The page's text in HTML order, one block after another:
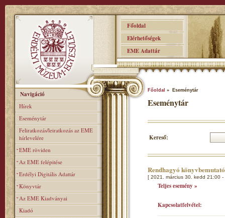
Főoldal
Elérhetőségek
EME Adattár
Navigáció
Hírek
Eseménytár
Feliratkozás/leiratkozás az EME
hírlevelére
EME röviden
Az EME felépitése
Erdélyi Digitális Adattár
Könyvtár
Az EME Kiadványai
Kiadó
Főoldal » Eseménytár
Eseménytár
Kereső:
Rendhagyó
[ 2021. március 30. kedd 21:00
Teljes esemény »
Kapcsolatfelvétel: